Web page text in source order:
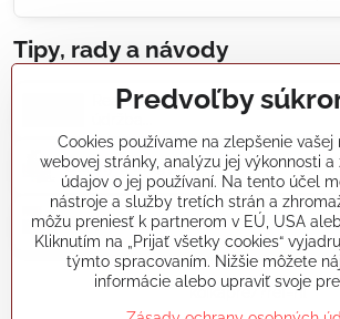
Tipy, rady a návody
Realizácie záhradných jazierok, bazénov, fontán,
Články a blogy
Rady a návody
koikapre/?ref=hl
Predvoľby
Cookies používame na zlepšenie
webovej stránky, analýzu jej výkonnosti a
údajov o jej používaní. Na tento účel
nástroje a služby tretích strán a
môžu preniesť k partnerom v EÚ, USA
Kliknutím na „Prijať všetky cookies“
týmto spracovaním. Nižšie môžete
informácie alebo upraviť svoje